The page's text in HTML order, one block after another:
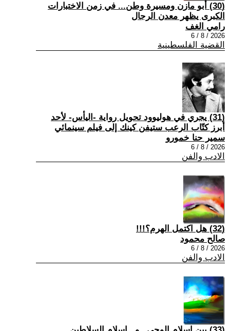
(30) أبو مازن ومسيرة وطن... في زمن الاختبارات
الكبرى يظهر معدن الرجال
رامي الغف
2026 / 8 / 6
القضية الفلسطينية
(31) يجري في هوليوود تحويل رواية -اليأس- لأحد
أبرز كتّاب الرعب ستيفن كينك إلى فيلم سينمائي
سمير حنا خمورو
2026 / 8 / 6
الادب والفن
(32) هل اكتمل الهرم؟!!!
صالح محمود
2026 / 8 / 6
الادب والفن